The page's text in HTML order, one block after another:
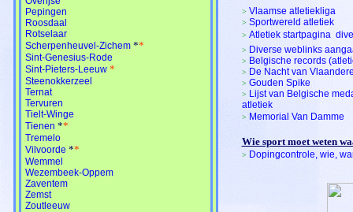
Pepingen
Roosdaal
Rotselaar
Scherpenheuvel-Zichem **
Sint-Genesius-Rode
Sint-Pieters-Leeuw *
Steenokkerzeel
Ternat
Tervuren
Tielt-Winge
Tienen **
Tremelo
Vilvoorde **
Wemmel
Wezembeek-Oppem
Zaventem
Zemst
Zoutleeuw
> Vlaamse atletiekliga
> Sportwereld atletiek
> Atletiek startpagina 
> Diverse weblinks
> Belgische records
> De Nacht van
> Gouden Spike
> Lijst van Belgische
atletiek
> Memorial Van Damme
Wie sport moet weten
> Dopingcontrole, wie,